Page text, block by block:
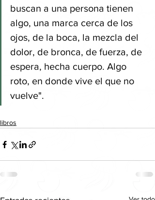
buscan a una persona tienen
algo, una marca cerca de los
ojos, de la boca, la mezcla del
dolor, de bronca, de fuerza, de
espera, hecha cuerpo. Algo
roto, en donde vive el que no
vuelve".
libros